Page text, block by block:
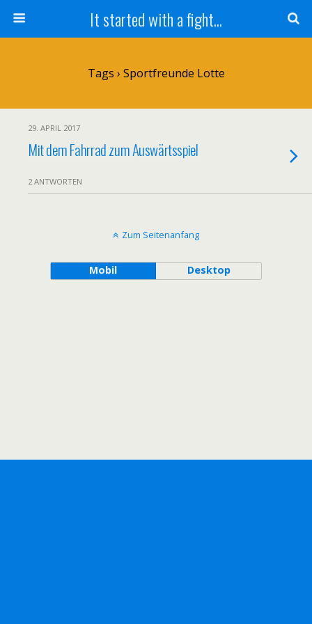
It started with a fight...
Tags › Sportfreunde Lotte
29. APRIL 2017
Mit dem Fahrrad zum Auswärtsspiel
2 ANTWORTEN
Zum Seitenanfang
Mobil Desktop